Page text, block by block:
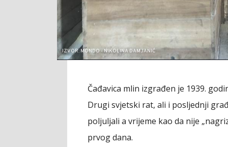
IZVOR: MONDO - NIKOLINA DAMJANIĆ
Čađavica mlin izgrađen je 1939.
Drugi svjetski rat, ali i posljednji
poljuljali a vrijeme kao da nije
prvog dana.